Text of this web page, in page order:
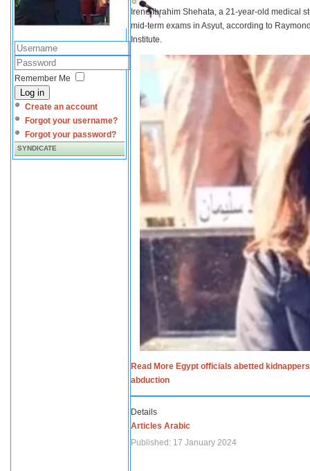
Remember Me
Log in
Create an account
Forgot your username?
Forgot your password?
SYNDICATE
Irene Ibrahim Shehata, a 21-year-old medical
mid-term exams in Asyut, according to
Institute.
Read More Egypt officials abetted
abduction
Details
Articles Arabic
Published: 17 January 2024